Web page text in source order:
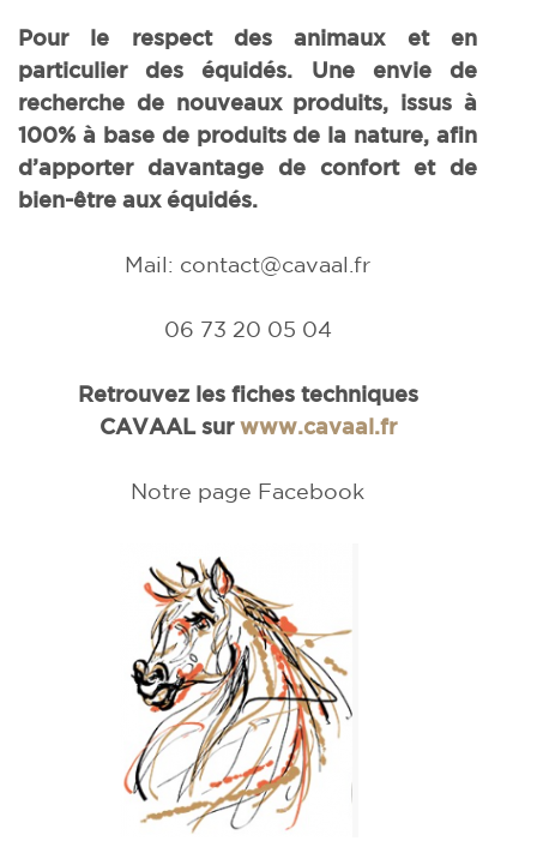
Pour le respect des animaux et en
particulier des équidés. Une envie de
recherche de nouveaux produits, issus à
100% à base de produits de la nature, afin
d’apporter davantage de confort et de
bien-être aux équidés.
Mail: contact@cavaal.fr
06 73 20 05 04
Retrouvez les fiches techniques
CAVAAL sur www.cavaal.fr
Notre page Facebook